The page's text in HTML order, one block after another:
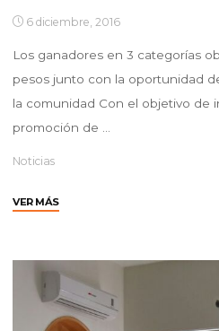
6 diciembre, 2016
Los ganadores en 3 categorías
pesos junto con la oportunidad
la comunidad Con el objetivo de
promoción de …
Noticias
VER MÁS"Lanzan
e
IMCA
la
convocatoria